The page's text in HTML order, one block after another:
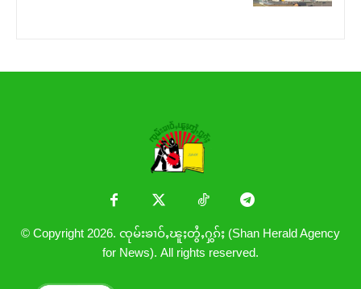
© Copyright 2026. ၸုမ်းၶၢဝ်ႇၽူႈတွႆႇႁွၵ်ႈ (Shan Herald Agency
for News). All rights reserved.